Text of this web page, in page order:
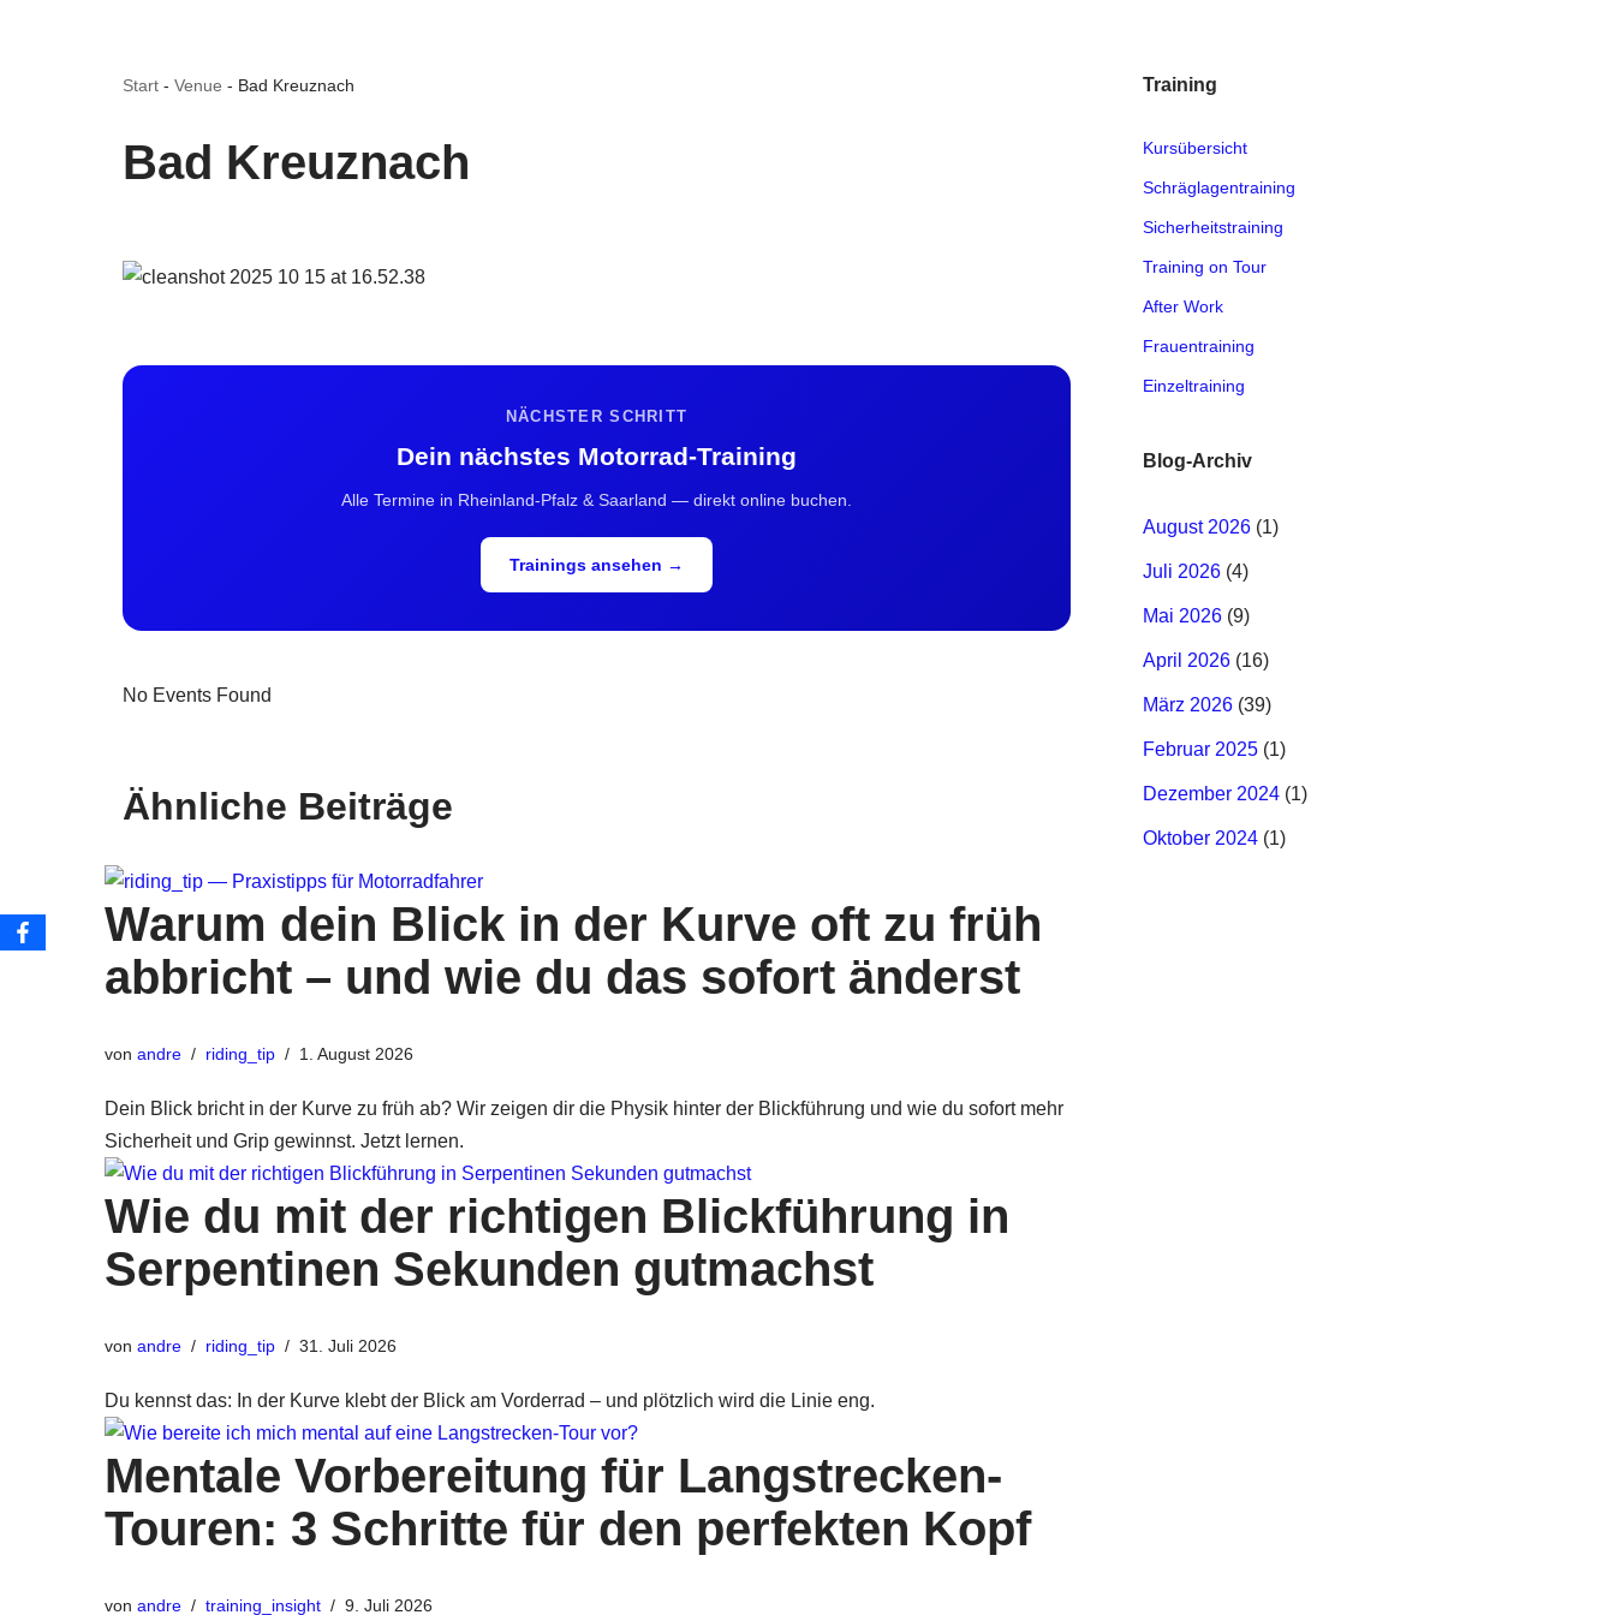
Start - Venue - Bad Kreuznach
Bad Kreuznach
NÄCHSTER SCHRITT
Dein nächstes Motorrad-Training
Alle Termine in Rheinland-Pfalz & Saarland — direkt online buchen.
Trainings ansehen →
No Events Found
Ähnliche Beiträge
Warum dein Blick in der Kurve oft zu früh
abbricht – und wie du das sofort änderst
von andre riding_tip 1. August 2026
Dein Blick bricht in der Kurve zu früh ab? Wir zeigen dir die Physik hinter der Blickführung und wie du sofort mehr
Sicherheit und Grip gewinnst. Jetzt lernen.
Wie du mit der richtigen Blickführung in
Serpentinen Sekunden gutmachst
von andre riding_tip 31. Juli 2026
Du kennst das: In der Kurve klebt der Blick am Vorderrad – und plötzlich wird die Linie eng.
Mentale Vorbereitung für Langstrecken-
Touren: 3 Schritte für den perfekten Kopf
von andre training_insight 9. Juli 2026
Training
Kursübersicht
Schräglagentraining
Sicherheitstraining
Training on Tour
After Work
Frauentraining
Einzeltraining
Blog-Archiv
August 2026 (1)
Juli 2026 (4)
Mai 2026 (9)
April 2026 (16)
März 2026 (39)
Februar 2025 (1)
Dezember 2024 (1)
Oktober 2024 (1)